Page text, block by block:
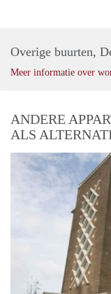
Overige buurten,
Meer informatie over
ANDERE
ALS